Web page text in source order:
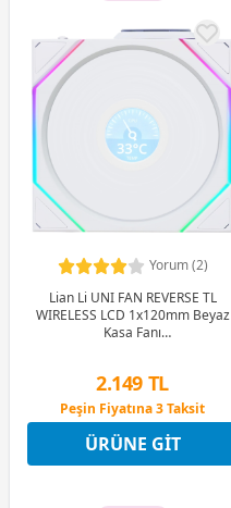
Yorum (2)
Lian Li UNI FAN REVERSE TL
WIRELESS LCD 1x120mm Beyaz
Kasa Fanı
2.149 TL
Peşin Fiyatına 3 Taksit
12 Ay x 253 TL taksitle
Peşin Fiyatına 3 Taksit
ÜRÜNE GIT